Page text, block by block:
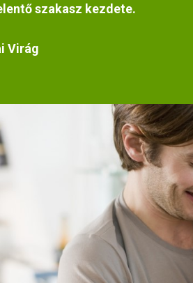
szakasz kezdete.
Virág